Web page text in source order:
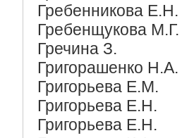
Гребенникова Е.Н.
Гребенщукова М.Г.
Гречина З.
Григорашенко Н.А.
Григорьева Е.М.
Григорьева Е.Н.
Григорьева Е.Н.